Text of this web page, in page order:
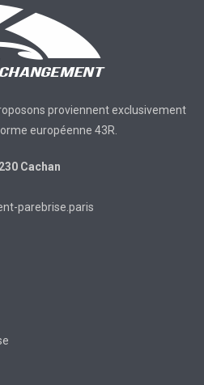
proviennent exclusivement
européenne 43R.
Cachan
parebrise.paris